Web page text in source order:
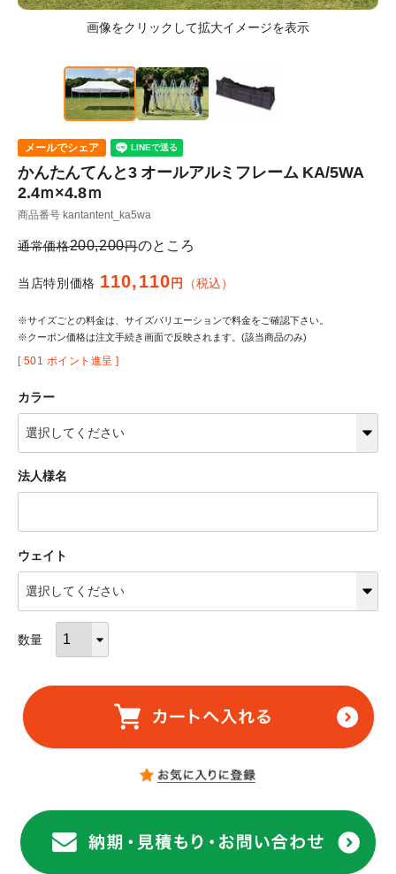
かんたんてんと3 オールアルミフレーム KA/5WA
2.4ｍ×4.8ｍ
商品番号 kantantent_ka5wa
通常価格200,200 のところ
当店特別価格 110,110 税込
※サイズごとの料金は、サイズバリエーションで料金をご確認下さい。
※クーポン価格は注文手続き画面で反映されます。(該当商品のみ)
[ 501 ポイント進呈 ]
カラー
法人様名
ウェイト
メールでシェア